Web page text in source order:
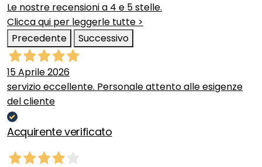
Le nostre recensioni a 4 e 5 stelle.
Clicca qui per leggerle tutte >
Precedente
Successivo
15 Aprile 2026
servizio eccellente. Personale attento alle esigenze
del cliente
Acquirente verificato